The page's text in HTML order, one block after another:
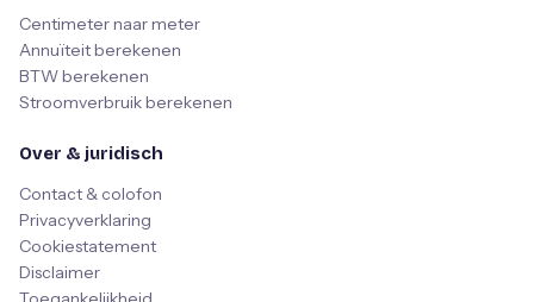
Centimeter naar meter
Annuïteit berekenen
BTW berekenen
Stroomverbruik berekenen
Over & juridisch
Contact & colofon
Privacyverklaring
Cookiestatement
Disclaimer